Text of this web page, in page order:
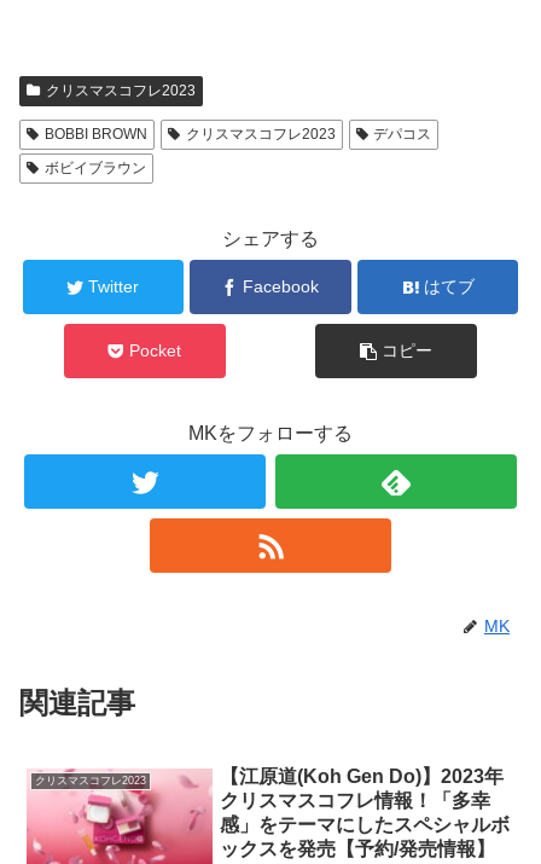
クリスマスコフレ2023
BOBBI BROWN クリスマスコフレ2023
デパコス
ボビイブラウン
シェアする
Twitter Facebook はてブ
Pocket コピー
MKをフォローする
MK
関連記事
クリスマスコフレ2023
【江原道(Koh Gen Do)】2023年
クリスマスコフレ情報！「多幸
感」をテーマにしたスペシャルボ
ックスを発売【予約/発売情報】